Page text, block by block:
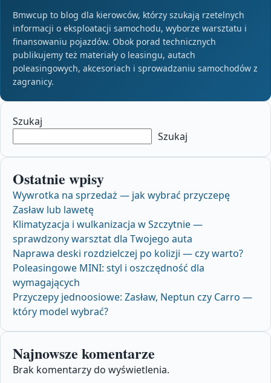
Bmwcup to blog dla kierowców, którzy szukają rzetelnych
informacji o eksploatacji samochodu, wyborze warsztatu i
finansowaniu pojazdów. Obok porad technicznych
publikujemy też materiały o leasingu, autach
poleasingowych, akcesoriach i sprowadzaniu samochodów z
zagranicy.
Szukaj
Szukaj
Ostatnie wpisy
Wywrotka na sprzedaż — jak wybrać przyczepę
Zasław lub lawetę
Klimatyzacja i wulkanizacja w Szczytnie —
sprawdzony warsztat dla Twojego auta
Naprawa deski rozdzielczej po kolizji — czy warto?
Poleasingowe MINI: styl i oszczędność dla
wymagających
Przyczepy jednoosiowe: Zasław, Neptun czy Carro —
który model wybrać?
Najnowsze komentarze
Brak komentarzy do wyświetlenia.